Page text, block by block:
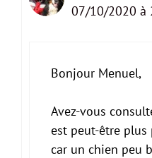
07/10/2020 à
Bonjour Menuel,
Avez-vous
est peut-être plus
car un chien peu